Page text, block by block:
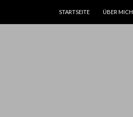
STARTSEITE
ÜBER MICH